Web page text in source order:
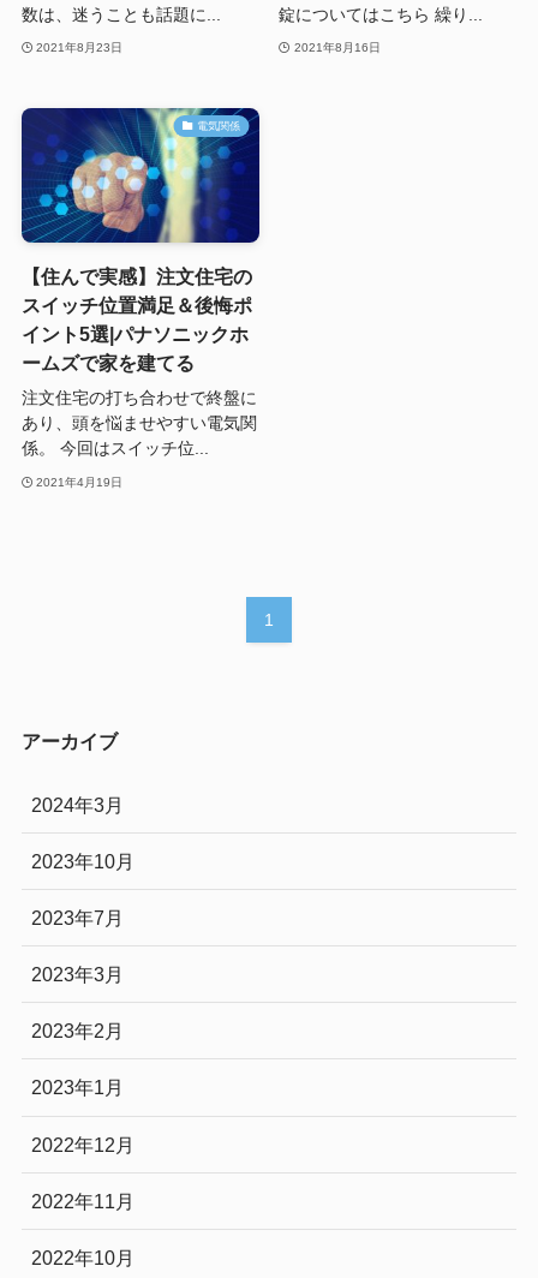
数は、迷うことも話題に...
2021年8月23日
錠についてはこちら 繰り...
2021年8月16日
電気関係
【住んで実感】注文住宅の
スイッチ位置満足＆後悔ポ
イント5選|パナソニックホ
ームズで家を建てる
注文住宅の打ち合わせで終盤に
あり、頭を悩ませやすい電気関
係。 今回はスイッチ位...
2021年4月19日
1
アーカイブ
2024年3月
2023年10月
2023年7月
2023年3月
2023年2月
2023年1月
2022年12月
2022年11月
2022年10月